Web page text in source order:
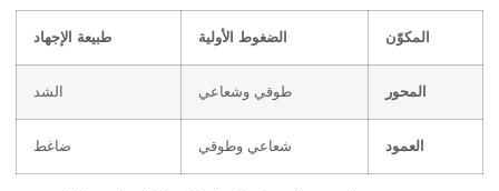
المكوّن الضغوط الأولية طبيعة الإجهاد
المحور طوقي وشعاعي
العمود شعاعي وطوقي ضاغط